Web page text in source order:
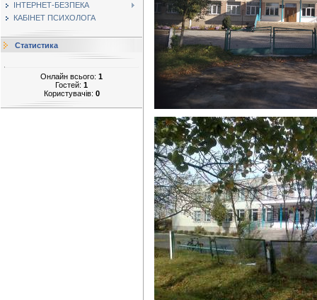
ІНТЕРНЕТ-БЕЗПЕКА
КАБІНЕТ ПСИХОЛОГА
Статистика
Онлайн всього: 1
Гостей: 1
Користувачів: 0